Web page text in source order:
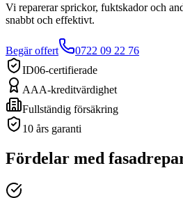
Vi reparerar sprickor, fuktskador och
snabbt och effektivt.
Begär offert
0722 09 22 76
ID06-certifierade
AAA-kreditvärdighet
Fullständig försäkring
10 års garanti
Fördelar med